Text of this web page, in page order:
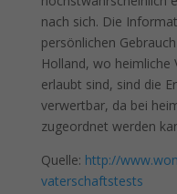
nach sich. Die
persönlichen
Holland, wo
erlaubt sind, sind die
verwertbar, da bei
zugeordnet werden
Quelle: http://
vaterschaftstests